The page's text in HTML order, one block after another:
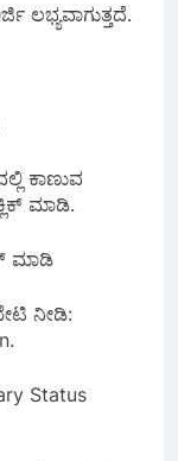
ಲಭ್ಯವಾಗುತ್ತದೆ.
ಕಾಣುವ
ಮಾಡಿ.
ಮಾಡಿ
ನೀಡಿ:
Status